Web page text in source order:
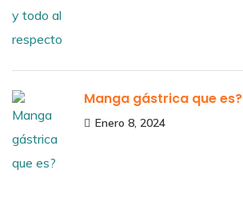
Manga gástrica que es?
Enero 8, 2024